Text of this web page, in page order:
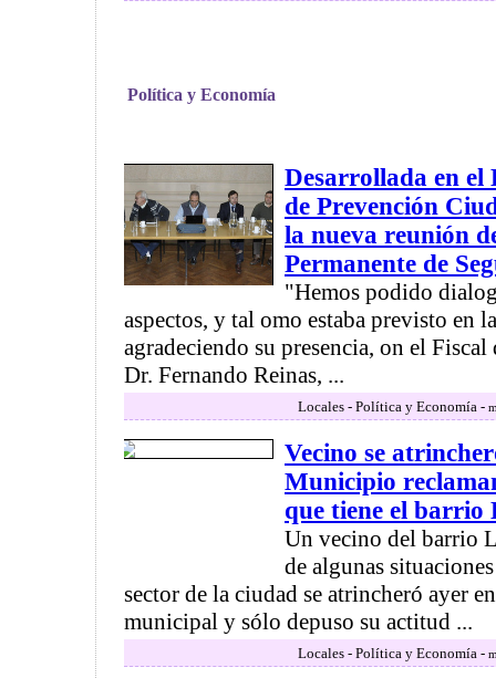
Política y Economía
Desarrollada en
de Prevención
la nueva reunión
Permanente de
"Hemos podido
aspectos, y tal omo estaba previsto en
agradeciendo su presencia, on el
Dr. Fernando Reinas, ...
Locales - Política y Economía -
Vecino se
Municipio
que tiene el barrio
Un vecino del barrio
de algunas
sector de la ciudad se atrincheró ayer
municipal y sólo depuso su actitud ...
Locales - Política y Economía -